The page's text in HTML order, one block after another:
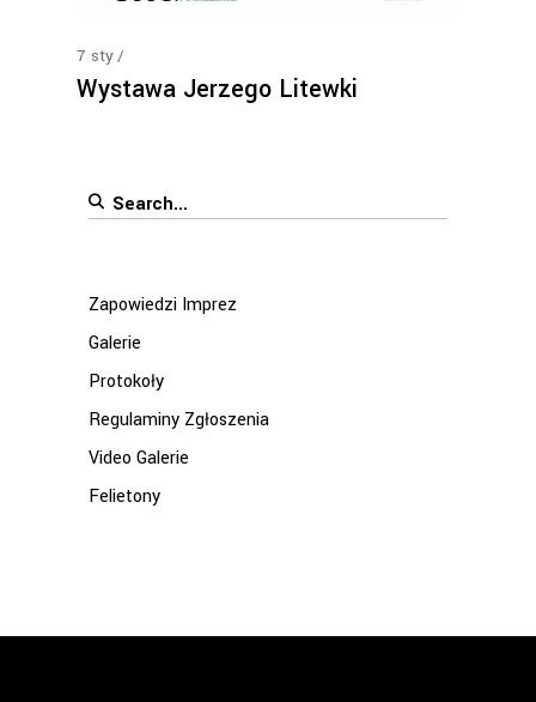
7 sty
Wystawa Jerzego Litewki
Search
Zapowiedzi Imprez
Galerie
Protokoły
Regulaminy Zgłoszenia
Video Galerie
Felietony